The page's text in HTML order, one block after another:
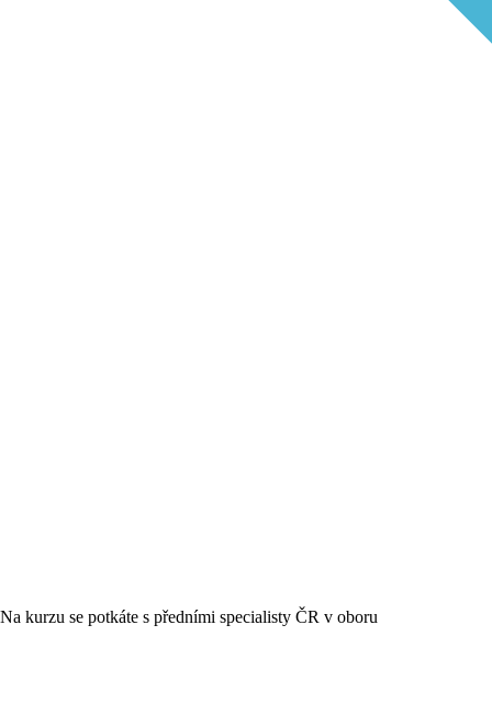
Na kurzu se potkáte s předními specialisty ČR v oboru